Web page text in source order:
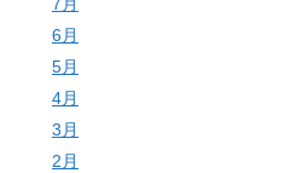
7月
6月
5月
4月
3月
2月